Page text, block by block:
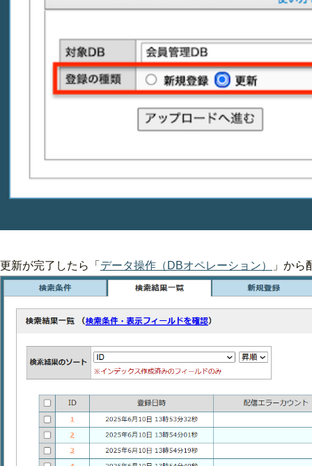
更新が完了したら「 データ操作（DBオペレーション） 」から